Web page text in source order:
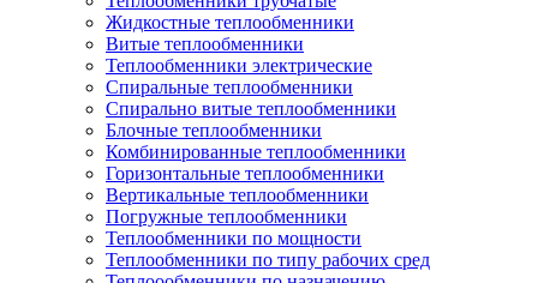
Жидкостные теплообменники
Витые теплообменники
Теплообменники электрические
Спиральные теплообменники
Спирально витые теплообменники
Блочные теплообменники
Комбинированные теплообменники
Горизонтальные теплообменники
Вертикальные теплообменники
Погружные теплообменники
Теплообменники по мощности
Теплообменники по типу рабочих сред